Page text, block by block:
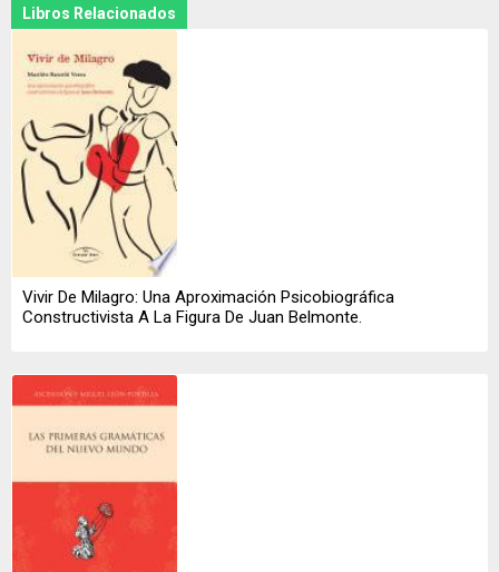
Libros Relacionados
Vivir De Milagro: Una Aproximación Psicobiográfica
Constructivista A La Figura De Juan Belmonte.